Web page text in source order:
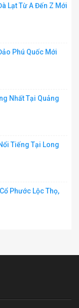
Lạt Từ A Đến Z Mới
Phú Quốc Mới
Nhất Tại Quảng
Tiếng Tại Long
Phước Lộc Thọ,